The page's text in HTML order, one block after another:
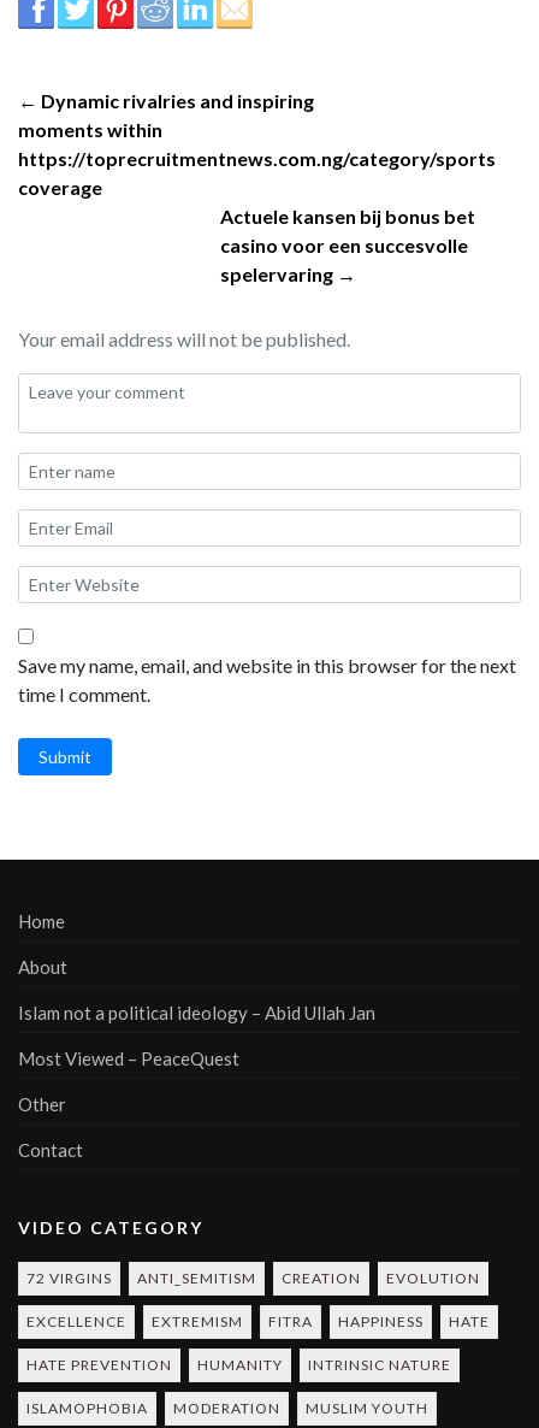
← Dynamic rivalries and inspiring
moments within
https://toprecruitmentnews.com.ng/category/sports
coverage
Actuele kansen bij bonus bet
casino voor een succesvolle
spelervaring →
Your email address will not be published.
Save my name, email, and website in this browser for the next
time I comment.
Submit
Home
About
Islam not a political ideology – Abid Ullah Jan
Most Viewed – PeaceQuest
Other
Contact
VIDEO CATEGORY
72 VIRGINS ANTI_SEMITISM CREATION EVOLUTION
EXCELLENCE EXTREMISM FITRA HAPPINESS HATE
HATE PREVENTION HUMANITY INTRINSIC NATURE
ISLAMOPHOBIA MODERATION MUSLIM YOUTH